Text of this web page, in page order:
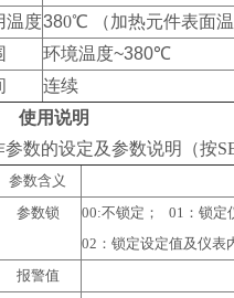
温度380℃ （加热元件表面温
环境温度~380℃
连续
使用说明
参数的设定及参数说明（按
参数含义
参数锁 00:不锁定； 01：锁定
02 ：锁定设定值及仪表
报警值